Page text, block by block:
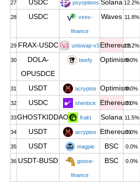
27 USDC psyoptions Solana 12.2%
28 USDC vires-
finance
Waves 11.8%
29 FRAX-USDC uniswap-v3Ethereum12.2%
30
DOLA-
OPUSDCE
beefy Optimism0.0%
31 USDT acryptos Optimism0.0%
32 USDC sherlock Ethereum0.0%
33GHOSTKIDDAO frakt Solana 11.5%
34 USDT acryptos Ethereum0.0%
35 USDT magpie BSC 0.0%
36 USDT-BUSD goose-
finance
BSC 0.0%